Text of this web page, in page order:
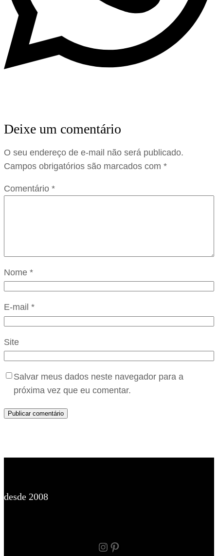
Deixe um comentário
O seu endereço de e-mail não será publicado.
Campos obrigatórios são marcados com *
Comentário *
Nome *
E-mail *
Site
Salvar meus dados neste navegador para a
próxima vez que eu comentar.
desde 2008
Instagram Pinterest